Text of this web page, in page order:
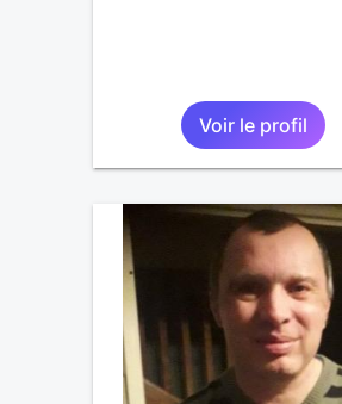
Voir le profil